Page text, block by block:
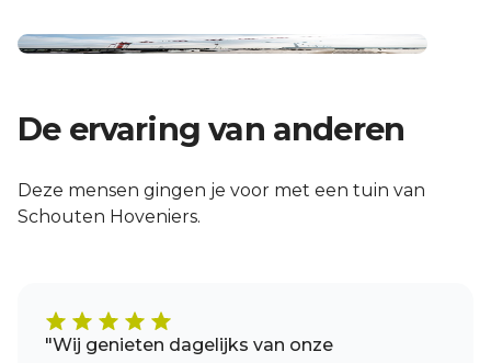
De ervaring van anderen
Deze mensen gingen je voor met een tuin van
Schouten Hoveniers.
"Wij genieten dagelijks van onze